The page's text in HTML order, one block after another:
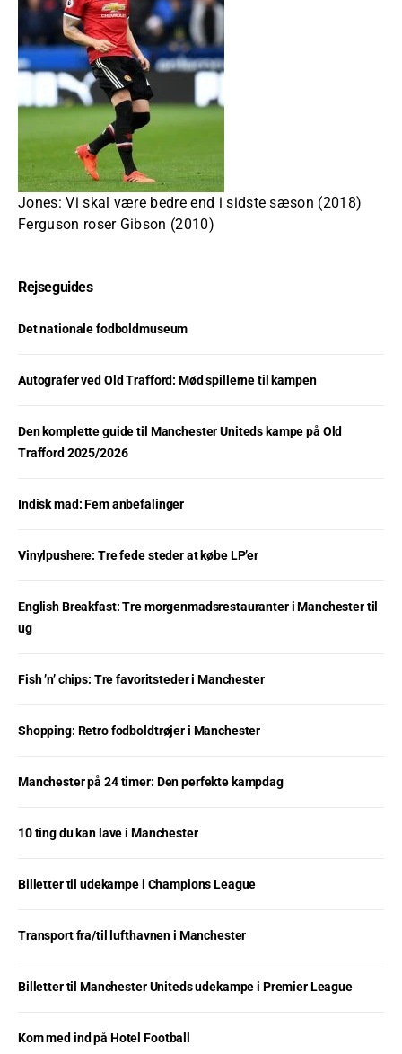
Jones: Vi skal være bedre end i sidste sæson (2018)
Ferguson roser Gibson (2010)
Rejseguides
Det nationale fodboldmuseum
Autografer ved Old Trafford: Mød spillerne til kampen
Den komplette guide til Manchester Uniteds kampe på Old
Trafford 2025/2026
Indisk mad: Fem anbefalinger
Vinylpushere: Tre fede steder at købe LP’er
English Breakfast: Tre morgenmadsrestauranter i Manchester til
ug
Fish ’n’ chips: Tre favoritsteder i Manchester
Shopping: Retro fodboldtrøjer i Manchester
Manchester på 24 timer: Den perfekte kampdag
10 ting du kan lave i Manchester
Billetter til udekampe i Champions League
Transport fra/til lufthavnen i Manchester
Billetter til Manchester Uniteds udekampe i Premier League
Kom med ind på Hotel Football